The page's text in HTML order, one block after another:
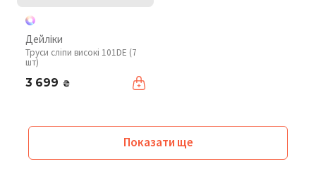
Дейліки
Труси сліпи високі 101DE (7
шт)
3 699 ₴
Показати ще